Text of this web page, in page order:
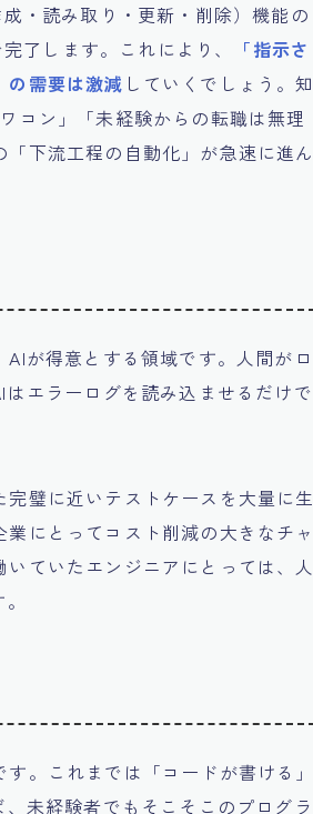
・読み取り・更新・削除）機能の
了します。これにより、
「指示さ
の需要は激減 していくでしょう。知
コン」「未経験からの転職は無理
下流工程の自動化」が急速に進ん
が得意とする領域です。人間がロ
エラーログを読み込ませるだけで
璧に近いテストケースを大量に生
にとってコスト削減の大きなチャ
ていたエンジニアにとっては、人
。これまでは「コードが書ける」
未経験者でもそこそこのプログラ